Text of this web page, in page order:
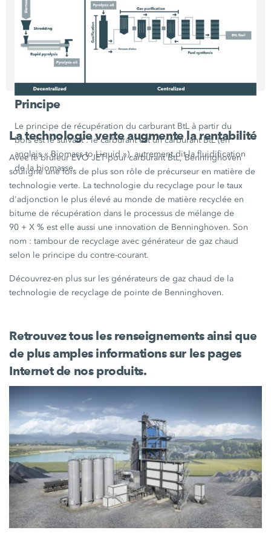
Principe
Le principe de récupération du carburant BtL à partir du
bois est le suivant : le carburant est un carburant BtL (en
anglais « Biomass to Liquid »), autrement dit la fluidification
de la biomasse.
La technologie verte augmente la rentabilité
Avec le brûleur EVO JET pour carburant BtL, Benninghoven
souligne une fois de plus son rôle de précurseur en matière de
technologie verte. La technologie du recyclage pour le taux
d'adjonction le plus élevé au monde de matière recyclée en
bitume de récupération dans le processus de mélange de
90 + X % est elle aussi une innovation de Benninghoven. Son
nom : tambour de recyclage avec générateur de gaz chaud
selon le principe du contre-courant.
Découvrez-en plus sur les générateurs de gaz chaud de la
technologie de recyclage de pointe de Benninghoven.
Retrouvez tous les renseignements ainsi que
de plus amples informations sur les pages
Internet de nos produits.